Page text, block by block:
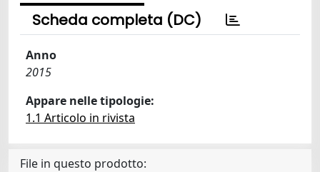
Scheda completa (DC)
Anno
2015
Appare nelle tipologie:
1.1 Articolo in rivista
File in questo prodotto: